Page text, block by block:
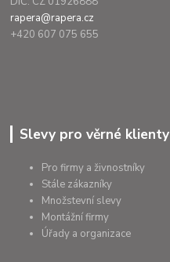
rapera@rapera.cz
+420 607 075 655
Slevy pro věrné klienty
Pro firmy a živnostníky
Stále zákazníky
Množstevní slevy
Montážní firmy
Úřady a organizace